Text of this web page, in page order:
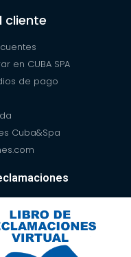
cliente
en CUBA SPA
de pago
Cuba&Spa